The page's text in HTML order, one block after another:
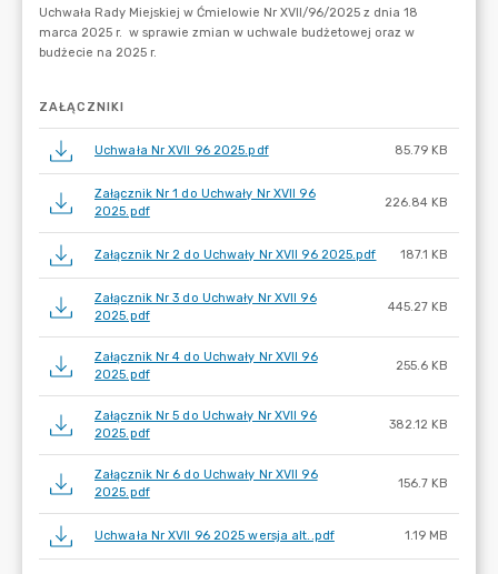
ZAŁĄCZNIKI
Uchwała Nr XVII 96 2025.pdf 85.79 KB
Załącznik Nr 1 do Uchwały Nr XVII 96
2025.pdf
226.84 KB
Załącznik Nr 2 do Uchwały Nr XVII 96 2025.pdf 187.1 KB
Załącznik Nr 3 do Uchwały Nr XVII 96
2025.pdf
445.27 KB
Załącznik Nr 4 do Uchwały Nr XVII 96
2025.pdf
255.6 KB
Załącznik Nr 5 do Uchwały Nr XVII 96
2025.pdf
382.12 KB
Załącznik Nr 6 do Uchwały Nr XVII 96
2025.pdf
156.7 KB
Uchwała Nr XVII 96 2025 wersja alt..pdf 1.19 MB